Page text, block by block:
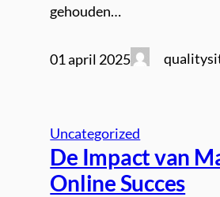
gehouden…
01 april 2025
Uncategorized
De Impact van
Online Succes